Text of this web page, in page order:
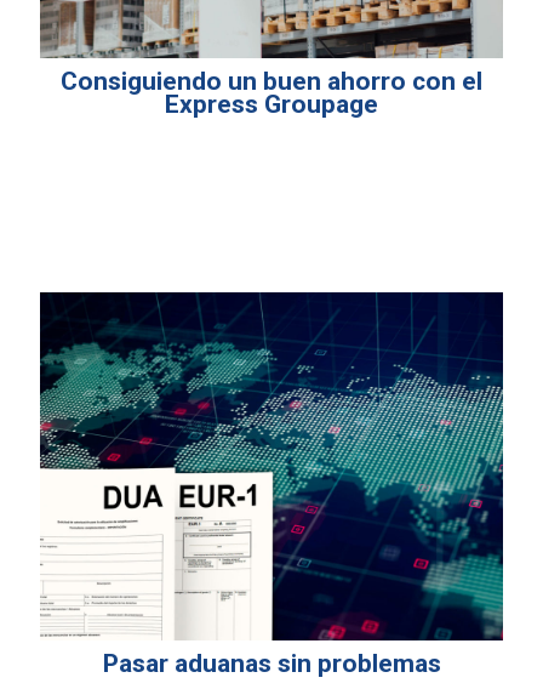
Consiguiendo un buen ahorro con el
Express Groupage
Pasar aduanas sin problemas